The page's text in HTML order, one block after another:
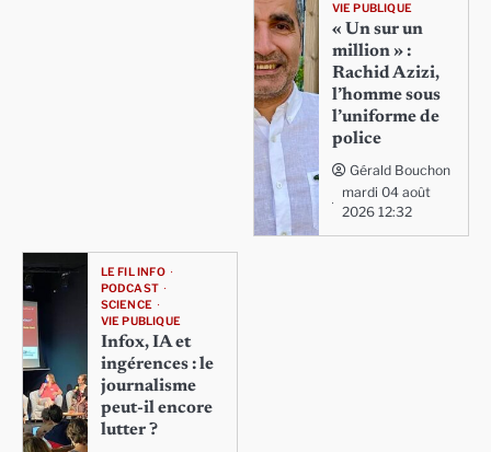
VIE PUBLIQUE
« Un sur un
million » :
Rachid Azizi,
l’homme sous
l’uniforme de
police
Gérald Bouchon
mardi 04 août
2026 12:32
LE FIL INFO
PODCAST
SCIENCE
VIE PUBLIQUE
Infox, IA et
ingérences : le
journalisme
peut-il encore
lutter ?